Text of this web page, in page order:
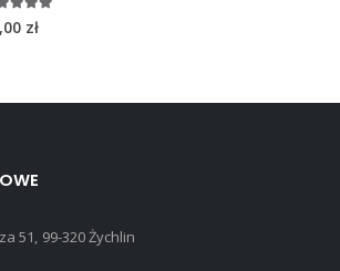
out of 5
zł
51, 99-320 Żychlin